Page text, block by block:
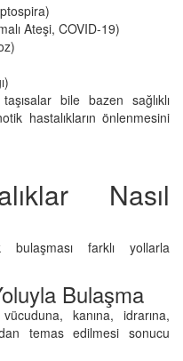
Ateşi, COVID-19)
bile bazen sağlıklı
hastalıkların önlenmesini
Nasıl
bulaşması farklı yollarla
Bulaşma
kanına, idrarına,
temas edilmesi sonucu